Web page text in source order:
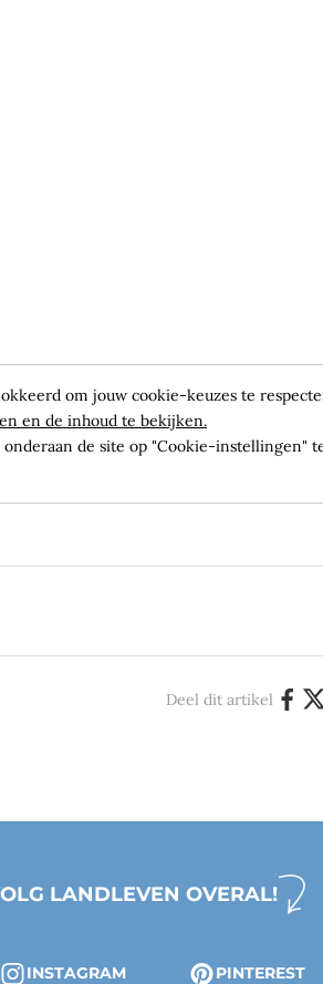
om jouw cookie-keuzes te
en de inhoud te bekijken.
de site op "Cookie-instellingen"
Deel dit artikel
LANDLEVEN OVERAL!
INSTAGRAM PINTEREST